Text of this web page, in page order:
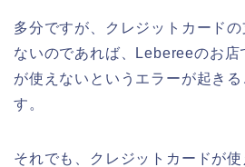
多分ですが、クレジットカード
ないのであれば、Lebereeのお店
が使えないというエラーが起き
す。
それでも、クレジットカードが